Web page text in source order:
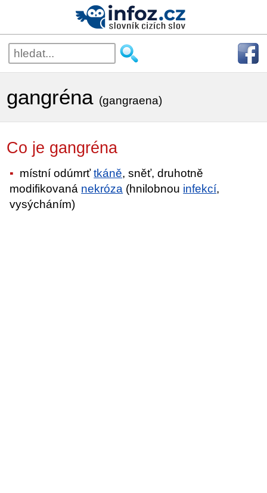
gangréna (gangraena)
Co je gangréna
místní odúmrťtkáně, sněť, druhotně
modifikovaná nekróza (hnilobnou infekcí,
vysýcháním)